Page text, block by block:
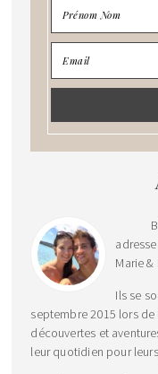
Marie &
Ils se
septembre 2015 lors de
découvertes et
leur quotidien pour